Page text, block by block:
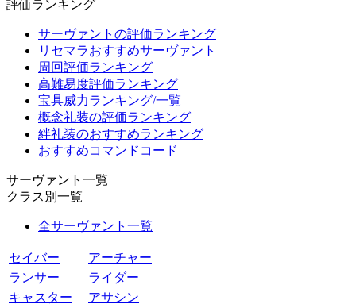
評価ランキング
サーヴァントの評価ランキング
リセマラおすすめサーヴァント
周回評価ランキング
高難易度評価ランキング
宝具威力ランキング/一覧
概念礼装の評価ランキング
絆礼装のおすすめランキング
おすすめコマンドコード
サーヴァント一覧
クラス別一覧
全サーヴァント一覧
セイバー
アーチャー
ランサー
ライダー
キャスター
アサシン